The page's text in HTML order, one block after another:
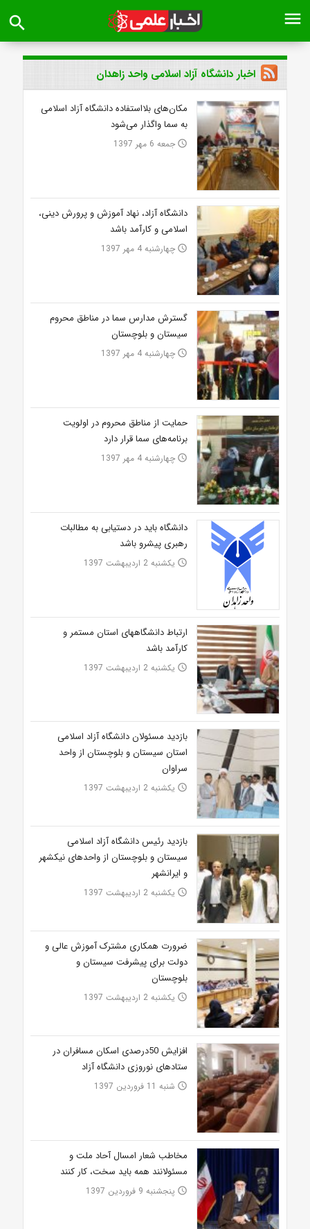
menu
search
اخبار دانشگاه آزاد اسلامی واحد زاهدان
مکان‌های بلااستفاده دانشگاه آزاد اسلامی
به سما واگذار می‌شود
access_time جمعه 6 مهر 1397
دانشگاه آزاد، نهاد آموزش و پرورش دینی،
اسلامی و کارآمد باشد
access_time چهارشنبه 4 مهر 1397
گسترش مدارس سما در مناطق محروم
سیستان و بلوچستان
access_time چهارشنبه 4 مهر 1397
حمایت از مناطق محروم در اولویت
برنامه‌های سما قرار دارد
access_time چهارشنبه 4 مهر 1397
دانشگاه باید در دستیابی به مطالبات
رهبری پیشرو باشد
access_time یکشنبه 2 اردیبهشت 1397
ارتباط دانشگاه‎های استان مستمر و
کارآمد باشد
access_time یکشنبه 2 اردیبهشت 1397
بازدید مسئولان دانشگاه آزاد اسلامی
استان سیستان و بلوچستان از واحد
سراوان
access_time یکشنبه 2 اردیبهشت 1397
بازدید رئیس دانشگاه آزاد اسلامی
سیستان و بلوچستان از واحدهای نیکشهر
و ایرانشهر
access_time یکشنبه 2 اردیبهشت 1397
ضرورت همکاری مشترک آموزش عالی و
دولت برای پیشرفت سیستان و
بلوچستان
access_time یکشنبه 2 اردیبهشت 1397
افزایش 50درصدی اسکان مسافران در
ستادهای نوروزی دانشگاه آزاد
access_time شنبه 11 فروردین 1397
مخاطب شعار امسال آحاد ملت و
مسئولانند همه باید سخت، کار کنند
access_time پنجشنبه 9 فروردین 1397